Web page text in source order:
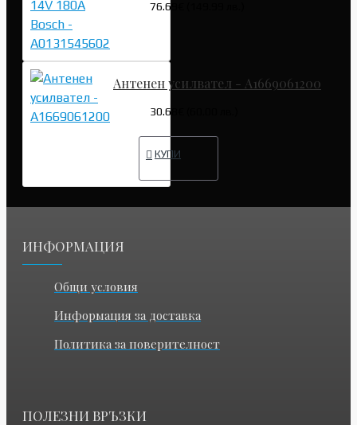
76.69€ (149.99 лв.)
Антенен усилвател - A1669061200
30.68€ (60.00 лв.)
КУПИ
ИНФОРМАЦИЯ
Общи условия
Информация за доставка
Политика за поверителност
ПОЛЕЗНИ ВРЪЗКИ